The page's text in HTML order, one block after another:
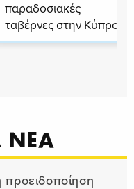
παραδοσιακές
ταβέρνες στην Κύπρο
ΝΕΑ
προειδοποίηση